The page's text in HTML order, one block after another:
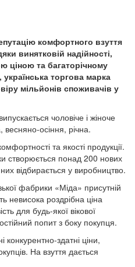
комфортного взуття
винятковій надійності,
ціною та багаторічному
українська торгова марка
мільйонів споживачів у
чоловіче і жіноче
весняно-осіння, річна.
та якості продукції.
створюється понад 200 нових
відбирається у виробництво.
фабрики «Міда» присутній
невисока роздрібна ціна
для будь-якої вікової
попит з боку покупця.
здатні ціни,
На взуття дається